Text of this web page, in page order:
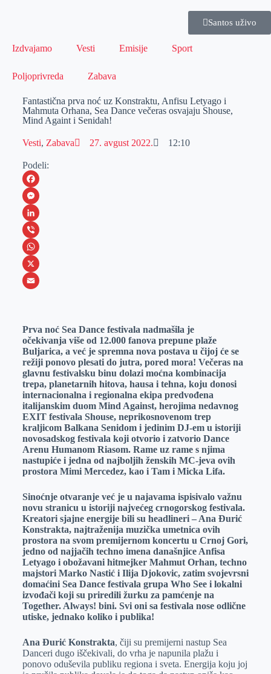
Santos uživo
Izdvajamo Vesti Emisije Sport
Poljoprivreda Zabava
Fantastična prva noć uz Konstraktu, Anfisu Letyago i
Mahmuta Orhana, Sea Dance večeras osvajaju Shouse,
Mind Againt i Senidah!
Vesti, Zabava 27. avgust 2022. 12:10
Podeli:
F
a
c
e
b
o
M
e
s
s
e
e
r
L
i
n
k
I
n
V
i
b
W
h
s
A
p
p
X
a
i
l
Prva noć Sea Dance festivala nadmašila je
očekivanja više od 12.000 fanova prepune plaže
Buljarica, a već je spremna nova postava u čijoj će se
režiji ponovo plesati do jutra, pored mora! Večeras na
glavnu festivalsku binu dolazi moćna kombinacija
trepa, planetarnih hitova, hausa i tehna, koju donosi
internacionalna i regionalna ekipa predvođena
italijanskim duom Mind Against, herojima nedavnog
EXIT festivala Shouse, neprikosnovenom trep
kraljicom Balkana Senidom i jedinim DJ-em u istoriji
novosadskog festivala koji otvorio i zatvorio Dance
Arenu Humanom Riasom. Rame uz rame s njima
nastupiće i jedna od najboljih ženskih MC-jeva ovih
prostora Mimi Mercedez, kao i Tam i Micka Lifa.
Sinoćnje otvaranje već je u najavama ispisivalo važnu
novu stranicu u istoriji najvećeg crnogorskog festivala.
Kreatori sjajne energije bili su headlineri – Ana Đurić
Konstrakta, najtraženija muzička umetnica ovih
prostora na svom premijernom koncertu u Crnoj Gori,
jedno od najjačih techno imena današnjice Anfisa
Letyago i obožavani hitmejker Mahmut Orhan, techno
majstori Marko Nastić i Ilija Djokovic, zatim svojevrsni
domaćini Sea Dance festivala grupa Who See i lokalni
izvođači koji su priredili žurku za pamćenje na
Together. Always! bini. Svi oni sa festivala nose odlične
utiske, jednako koliko i publika!
Ana Đurić Konstrakta, čiji su premijerni nastup Sea
Danceri dugo iščekivali, do vrha je napunila plažu i
ponovo oduševila publiku regiona i sveta. Energija koju joj